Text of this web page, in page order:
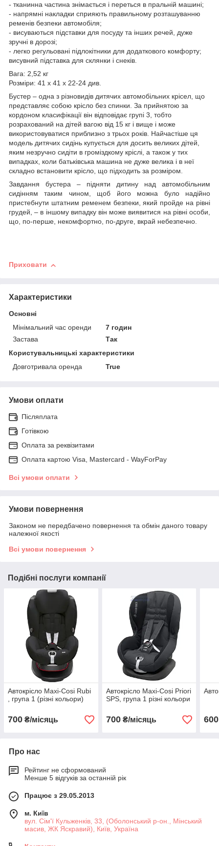
- тканинна частина знімається і переться в пральній машині;
- напрямні накладки сприяють правильному розташуванню
ременів безпеки автомобіля;
- висуваються підставки для посуду та інших речей, дуже
зручні в дорозі;
- легко регульовані підлокітники для додаткового комфорту;
висувний підставка для склянки і снеків.
Вага: 2,52 кг
Розміри: 41 х 41 х 22-24 див.
Бустер – одна з різновидів дитячих автомобільних крісел, що
представляє собою крісло без спинки. За прийнятою за
кордоном класифікації він відповідає групі 3, тобто
розрахований на дітей вагою від 15 кг і вище і може
використовуватися приблизно з трьох років. Найчастіше ця
модель дитячих сидінь купується для досить великих дітей,
яким незручно сидіти в громіздкому кріслі, а також у тих
випадках, коли батьківська машина не дуже велика і в неї
складно встановити крісло, що підходить за розміром.
Завдання бустера – підняти дитину над автомобільним
сидінням таким чином, щоб його можна було надійно
пристебнути штатним ременем безпеки, який пройде на рівні
грудей, – в іншому випадку він може виявитися на рівні особи,
що, по-перше, некомфортно, по-друге, вкрай небезпечно.
Приховати
Характеристики
Основні
Мінімальний час оренди
7 годин
Застава
Так
Користувальницькі характеристики
Довготривала оренда
True
Умови оплати
Післяплата
Готівкою
Оплата за реквізитами
Оплата картою Visa, Mastercard - WayForPay
Всі умови оплати
Умови повернення
Законом не передбачено повернення та обмін даного товару
належної якості
Всі умови повернення
Подібні послуги компанії
Автокрісло Maxi-Cosi Rubi
, група 1 (різні кольори)
700 ₴/місяць
Автокрісло Maxi-Cosi Priori
SPS, група 1 різні кольори
700₴/місяць 600
Про нас
Рейтинг не сформований
Менше 5 відгуків за останній рік
Працює з 29.05.2013
м. Київ
вул. Сім'ї Кульженків, 33, (Оболонський р-он., Мінський
масив, ЖК Яскравий), Київ, Україна